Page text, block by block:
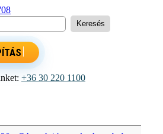
+36 30 220 1100